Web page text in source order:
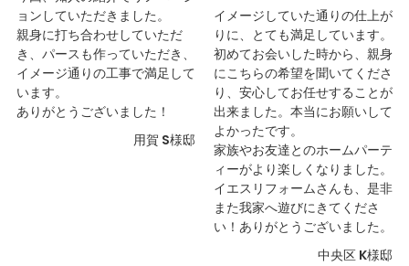
ョンしていただきました。
親身に打ち合わせしていただ
き、パースも作っていただき、
イメージ通りの工事で満足して
います。
ありがとうございました！
用賀 S様邸
イメージしていた通りの仕上が
りに、とても満足しています。
初めてお会いした時から、親身
にこちらの希望を聞いてくださ
り、安心してお任せすることが
出来ました。本当にお願いして
よかったです。
家族やお友達とのホームパーテ
ィーがより楽しくなりました。
イエスリフォームさんも、是非
また我家へ遊びにきてくださ
い！ありがとうございました。
中央区 K様邸